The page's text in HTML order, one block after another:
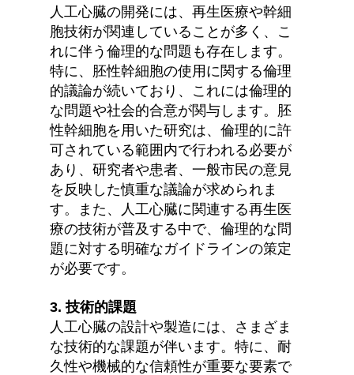
人工心臓の開発には、再生医療や幹細
胞技術が関連していることが多く、こ
れに伴う倫理的な問題も存在します。
特に、胚性幹細胞の使用に関する倫理
的議論が続いており、これには倫理的
な問題や社会的合意が関与します。胚
性幹細胞を用いた研究は、倫理的に許
可されている範囲内で行われる必要が
あり、研究者や患者、一般市民の意見
を反映した慎重な議論が求められま
す。また、人工心臓に関連する再生医
療の技術が普及する中で、倫理的な問
題に対する明確なガイドラインの策定
が必要です。
3. 技術的課題
人工心臓の設計や製造には、さまざま
な技術的な課題が伴います。特に、耐
久性や機械的な信頼性が重要な要素で